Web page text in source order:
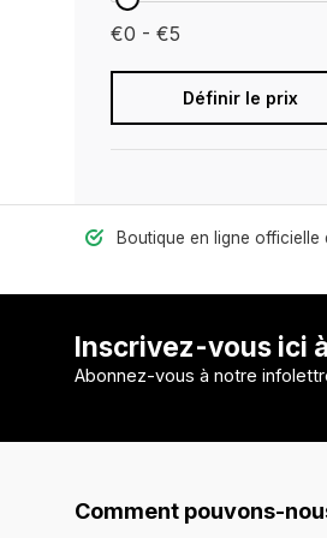
€0 - €5
Définir le prix
Boutique en ligne officielle
Inscrivez-vous ici
Abonnez-vous à notre
Comment pouvons-